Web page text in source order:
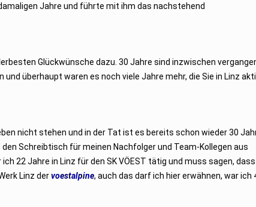
Jahre und führte mit ihm das nachstehend
Glückwünsche dazu. 30 Jahre sind inzwischen
überhaupt waren es noch viele Jahre mehr, die Sie in Linz
nicht stehen und in der Tat ist es bereits schon wieder 30
Schreibtisch für meinen Nachfolger und Team-Kollegen aus
22 Jahre in Linz für den SK VÖEST tätig und muss sagen, dass
Linz dervoestalpine, auch das darf ich hier erwähnen, war ich